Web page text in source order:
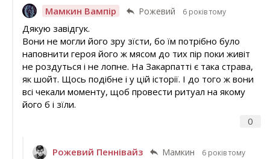
Мамкин Вампір Рожевий 6 років тому
0
Дякую завідгук.
Вони не могли його зру зїсти, бо їм потрібно було
наповнити героя його ж мясом до тих пір поки живіт
не роздуться і не лопне. На Закарпатті є така страва,
як шойт. Щось подібне і у цій історії. І до того ж вони
всі чекали моменту, щоб провести ритуал на якому
його б і зїли.
Рожевий Пеннівайз Мамкин 6 років тому